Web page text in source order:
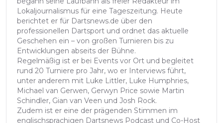
Lokaljournalismus für eine Tageszeitung. Heute
berichtet er für Dartsnews.de über den
professionellen Dartsport und ordnet das aktuelle
Geschehen ein – von großen Turnieren bis zu
Entwicklungen abseits der Bühne.
Regelmäßig ist er bei Events vor Ort und begleitet
rund 20 Turniere pro Jahr, wo er Interviews führt,
unter anderem mit Luke Littler, Luke Humphries,
Michael van Gerwen, Gerwyn Price sowie Martin
Schindler, Gian van Veen und Josh Rock.
Zudem ist er eine der prägenden Stimmen im
englischsprachigen Dartsnews Podcast und Co-Host